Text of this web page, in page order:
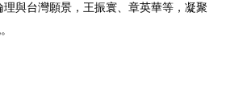
與台灣願景，王振寰、章英華等，凝聚